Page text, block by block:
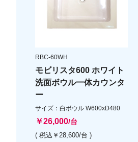
RBC-60WH
モビリスタ600 ホワイト
洗面ボウル一体カウンタ
ー
サイズ：白ボウル W600xD480
￥26,000/台
( 税込￥28,600/台 )